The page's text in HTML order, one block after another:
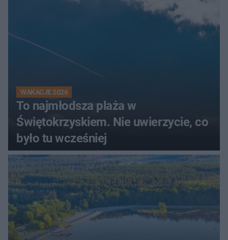
WAKACJE 2026
To najmłodsza plaża w
Świętokrzyskiem. Nie uwierzycie, co
było tu wcześniej